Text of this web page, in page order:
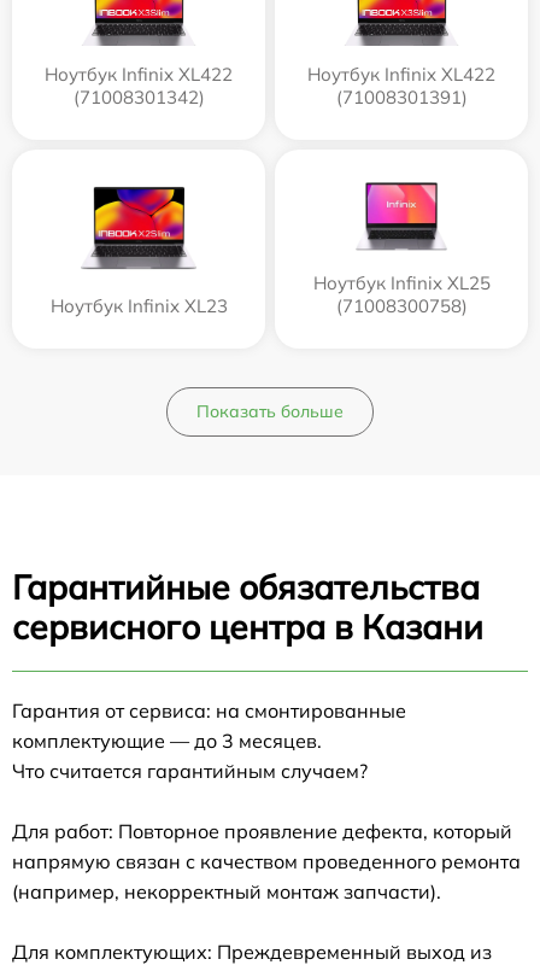
Ноутбук Infinix XL422
(71008301342)
Ноутбук Infinix XL422
(71008301391)
Ноутбук Infinix XL23
Ноутбук Infinix XL25
(71008300758)
Показать больше
Гарантийные обязательства
сервисного центра в Казани
Гарантия от сервиса: на смонтированные
комплектующие — до 3 месяцев.
Что считается гарантийным случаем?
Для работ: Повторное проявление дефекта, который
напрямую связан с качеством проведенного ремонта
(например, некорректный монтаж запчасти).
Для комплектующих: Преждевременный выход из